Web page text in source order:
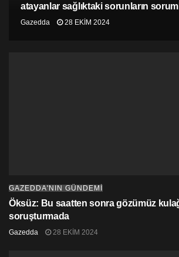
atayanlar sağlıktaki sorunların
Gazedda 28 EKIM 2024
GAZEDDA'NIN GÜNDEMİ
Öksüz: Bu saatten sonra gözümüz
soruşturmada
Gazedda 28 EKIM 2024